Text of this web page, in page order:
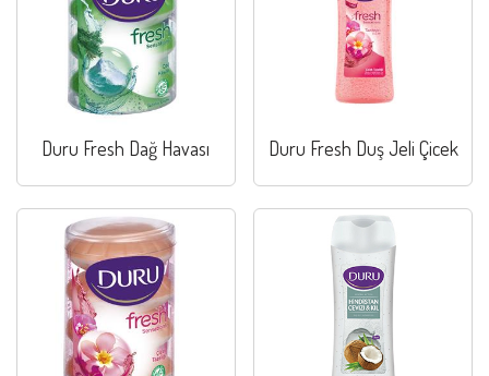
Duru Fresh Dağ Havası Duru Fresh Duş Jeli Çicek